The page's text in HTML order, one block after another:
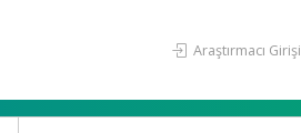
Araştırmacı Girişi